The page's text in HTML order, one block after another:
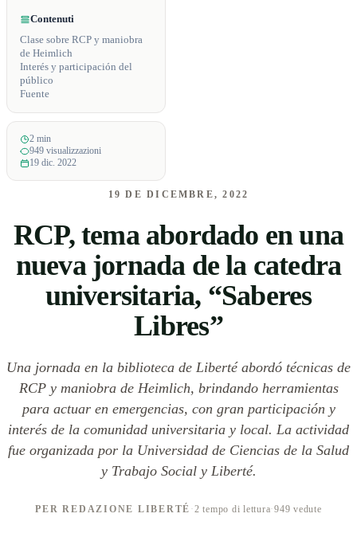
Contenuti
Clase sobre RCP y maniobra
de Heimlich
Interés y participación del
público
Fuente
2 min
949 visualizzazioni
19 dic. 2022
19 DE DICEMBRE, 2022
RCP, tema abordado en una
nueva jornada de la catedra
universitaria, “Saberes
Libres”
Una jornada en la biblioteca de Liberté abordó técnicas de
RCP y maniobra de Heimlich, brindando herramientas
para actuar en emergencias, con gran participación y
interés de la comunidad universitaria y local. La actividad
fue organizada por la Universidad de Ciencias de la Salud
y Trabajo Social y Liberté.
PER REDAZIONE LIBERTÉ ·2 tempo di lettura·949 vedute